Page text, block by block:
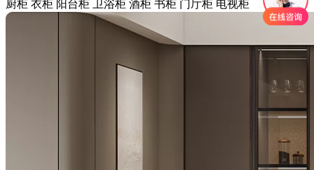
厨柜 衣柜 阳台柜 卫浴柜 酒柜 书柜 门厅柜 电视柜